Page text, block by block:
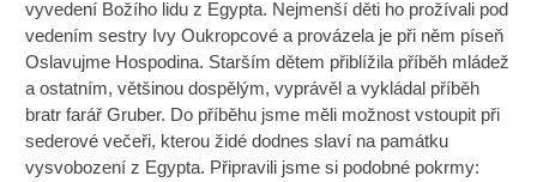
vyvedení Božího lidu z Egypta. Nejmenší děti ho prožívali pod
vedením sestry Ivy Oukropcové a provázela je při něm píseň
Oslavujme Hospodina. Starším dětem přiblížila příběh mládež
a ostatním, většinou dospělým, vyprávěl a vykládal příběh
bratr farář Gruber. Do příběhu jsme měli možnost vstoupit při
sederové večeři, kterou židé dodnes slaví na památku
vysvobození z Egypta. Připravili jsme si podobné pokrmy: